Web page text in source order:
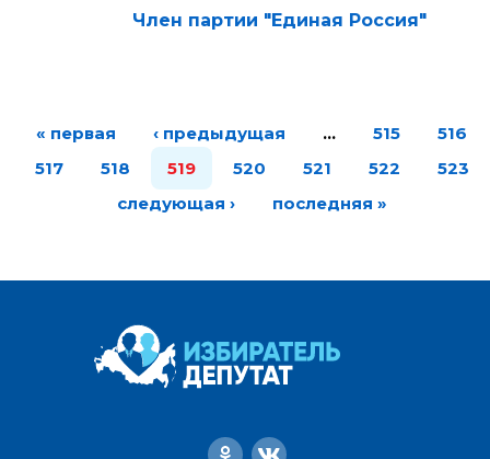
Член партии "Единая Россия"
« первая ‹ предыдущая … 515
516
517
518 519 520 521 522
523
следующая ›
последняя »